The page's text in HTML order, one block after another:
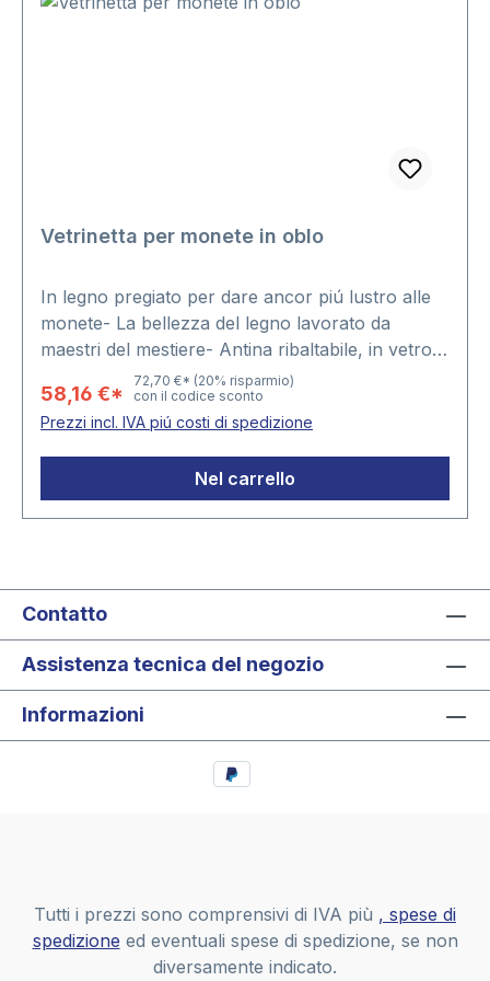
Vetrinetta per monete in oblo
In legno pregiato per dare ancor piú lustro alle
monete- La bellezza del legno lavorato da
maestri del mestiere- Antina ribaltabile, in vetro
con cornici in legno- Ferramenta ottonata per il
montaggio a parete- Elegante serratura a scatto,
ottonata- Inserto in velluto blu cobalto-
Dimensioni: ca. 375 x 260 x 30 mm · 15 scomparti
quadrati 15 monete in oblo· Abmessungen : 375
x 260 x 30 mm
58,16 €*
72,70 €* (20% risparmio)
con il codice sconto
Prezzi incl. IVA piú costi di spedizione
Nel carrello
Contatto
Assistenza tecnica del negozio
Informazioni
Tutti i prezzi sono comprensivi di IVA più , spese di
spedizione ed eventuali spese di spedizione, se non
diversamente indicato.